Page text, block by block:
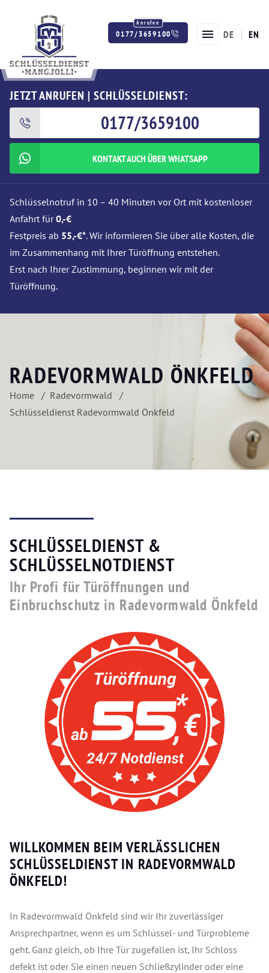
0177/3659100 DE EN
JETZT ANRUFEN | SCHLÜSSELDIENST:
0177/3659100
KONTAKT AUCH ÜBER WHATSAPP
Schlüsselnotruf in 10 – 40 Minuten vor Ort mit kostenloser
Anfahrt für0,-€
Festpreis ab 55,-€*. Wir informieren Sie über alle Kosten, die
im Zusammenhang mit Ihrer Türöffnung entstehen.
Erst nach Ihrer Zustimmung, beginnen wir mit der
Türöffnung.
RADEVORMWALD ÖNKFELD
Home
Radevormwald
Schlüsseldienst Radevormwald Önkfeld
SCHLÜSSELDIENST &
SCHLÜSSELNOTDIENST
Ihr Profi für Türöffnungen und
Einbruchschutz in Radevormwald Önkfeld
WILLKOMMEN BEIM VERLÄSSLICHEN
SCHLÜSSELDIENST IN RADEVORMWALD
ÖNKFELD!
In Radevormwald Önkfeld sind wir Ihr zuverlässiger
Ansprechpartner, wenn es um Schlüssel- und Türprobleme
geht. Ganz gleich, ob Ihre Tür zugefallen ist, Ihr Schloss
defekt ist oder Sie einen neuen Schließzylinder oder eine